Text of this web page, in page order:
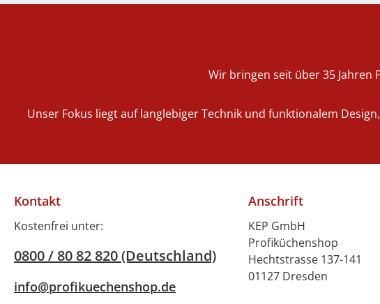
Wir bringen seit über 35
Unser Fokus liegt auf langlebiger Technik und funktionalem
Kontakt
Kostenfrei unter:
0800 / 80 82 820 (Deutschland)
info@profikuechenshop.de
Anschrift
KEP GmbH
Profiküchenshop
Hechtstrasse 137-141
01127 Dresden